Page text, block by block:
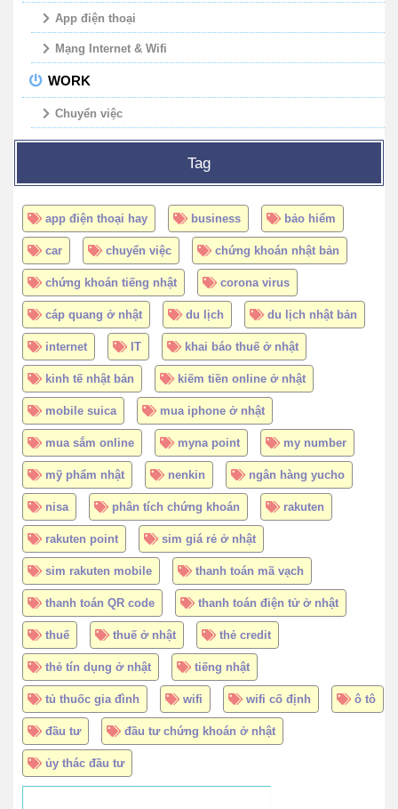
App điện thoại
Mạng Internet & Wifi
WORK
Chuyển việc
Tag
app điện thoại hay business bảo hiểm
car chuyển việc chứng khoán nhật bản
chứng khoán tiếng nhật corona virus
cáp quang ở nhật du lịch du lịch nhật bản
internet IT khai báo thuế ở nhật
kinh tế nhật bản kiếm tiền online ở nhật
mobile suica mua iphone ở nhật
mua sắm online myna point my number
mỹ phẩm nhật nenkin ngân hàng yucho
nisa phân tích chứng khoán rakuten
rakuten point sim giá rẻ ở nhật
sim rakuten mobile thanh toán mã vạch
thanh toán QR code thanh toán điện tử ở nhật
thuế thuế ở nhật thẻ credit
thẻ tín dụng ở nhật tiếng nhật
tủ thuốc gia đình wifi wifi cố định ô tô
đầu tư đầu tư chứng khoán ở nhật
ủy thác đầu tư